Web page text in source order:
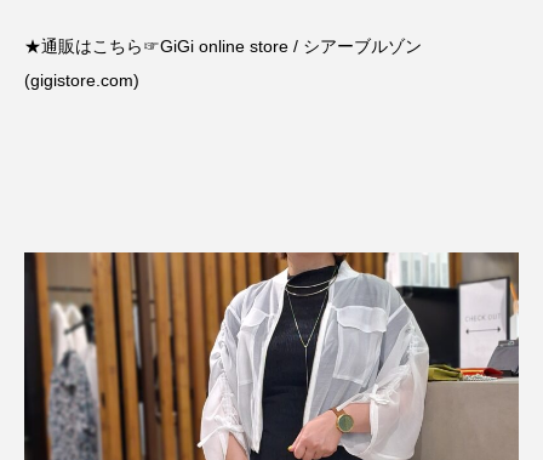
★通販はこちら☞GiGi online store / シアーブルゾン
(gigistore.com)